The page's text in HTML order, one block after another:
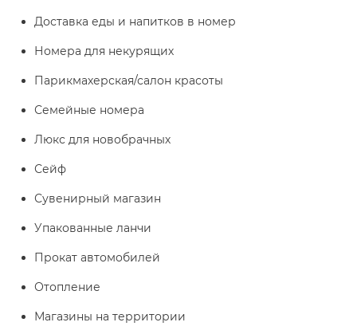
Доставка еды и напитков в номер
Номера для некурящих
Парикмахерская/салон красоты
Семейные номера
Люкс для новобрачных
Сейф
Сувенирный магазин
Упакованные ланчи
Прокат автомобилей
Отопление
Магазины на территории